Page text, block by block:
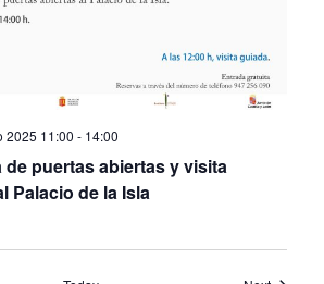
2025 11:00 - 14:00
de puertas abiertas y visita
Palacio de la Isla